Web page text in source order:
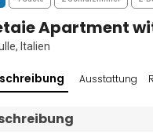
Apartment
Italien
Ausstattung